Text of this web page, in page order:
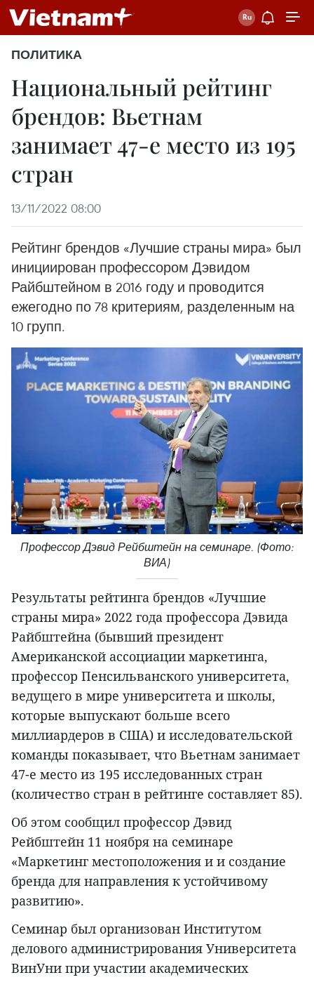
ПОЛИТИКА
Национальный рейтинг
брендов: Вьетнам
занимает 47-е место из 195
стран
13/11/2022 08:00
Рейтинг брендов «Лучшие страны мира» был
инициирован профессором Дэвидом
Райбштейном в 2016 году и проводится
ежегодно по 78 критериям, разделенным на
10 групп.
Профессор Дэвид Рейбштейн на семинаре. (Фото:
ВИА)
Результаты рейтинга брендов «Лучшие
страны мира» 2022 года профессора Дэвида
Райбштейна (бывший президент
Американской ассоциации маркетинга,
профессор Пенсильванского университета,
ведущего в мире университета и школы,
которые выпускают больше всего
миллиардеров в США) и исследовательской
команды показывает, что Вьетнам занимает
47-е место из 195 исследованных стран
(количество стран в рейтинге составляет 85).
Об этом сообщил профессор Дэвид
Рейбштейн 11 ноября на семинаре
«Маркетинг местоположения и и создание
бренда для направления к устойчивому
развитию».
Семинар был организован Институтом
делового администрирования Университета
ВинУни при участии академических